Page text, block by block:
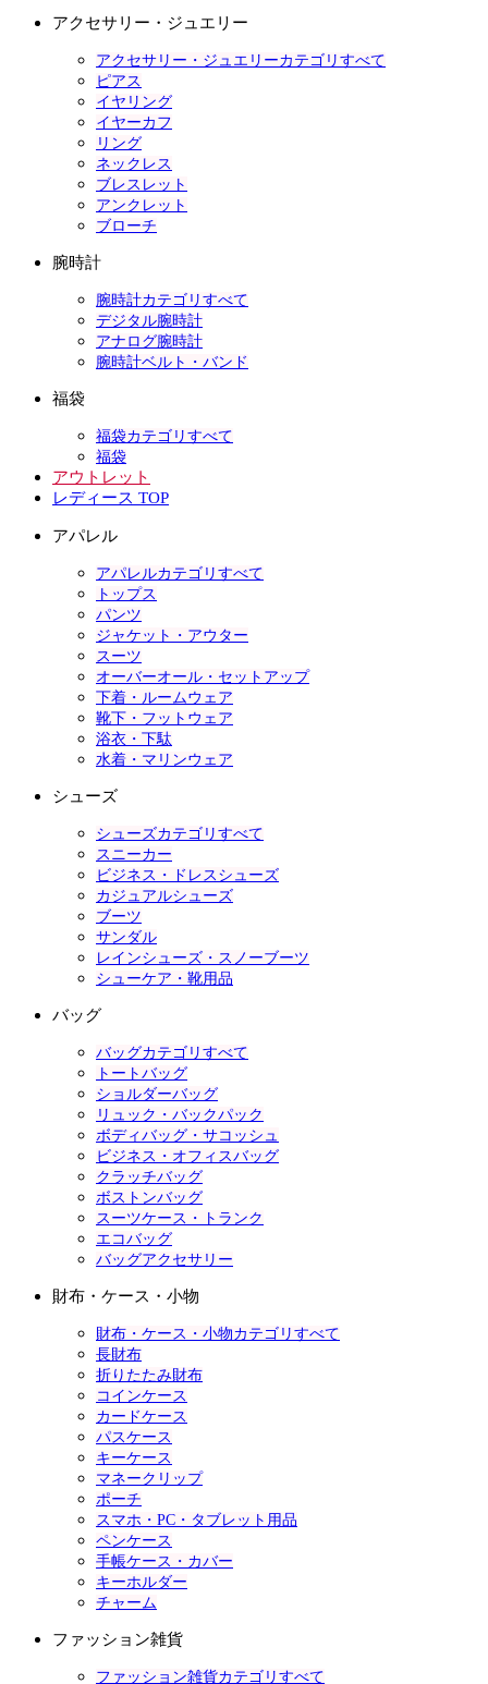
アクセサリー・ジュエリー
アクセサリー・ジュエリーカテゴリすべて
ピアス
イヤリング
イヤーカフ
リング
ネックレス
ブレスレット
アンクレット
ブローチ
腕時計
腕時計カテゴリすべて
デジタル腕時計
アナログ腕時計
腕時計ベルト・バンド
福袋
福袋カテゴリすべて
福袋
アウトレット
レディース TOP
アパレル
アパレルカテゴリすべて
トップス
パンツ
ジャケット・アウター
スーツ
オーバーオール・セットアップ
下着・ルームウェア
靴下・フットウェア
浴衣・下駄
水着・マリンウェア
シューズ
シューズカテゴリすべて
スニーカー
ビジネス・ドレスシューズ
カジュアルシューズ
ブーツ
サンダル
レインシューズ・スノーブーツ
シューケア・靴用品
バッグ
バッグカテゴリすべて
トートバッグ
ショルダーバッグ
リュック・バックパック
ボディバッグ・サコッシュ
ビジネス・オフィスバッグ
クラッチバッグ
ボストンバッグ
スーツケース・トランク
エコバッグ
バッグアクセサリー
財布・ケース・小物
財布・ケース・小物カテゴリすべて
長財布
折りたたみ財布
コインケース
カードケース
パスケース
キーケース
マネークリップ
ポーチ
スマホ・PC・タブレット用品
ペンケース
手帳ケース・カバー
キーホルダー
チャーム
ファッション雑貨
ファッション雑貨カテゴリすべて